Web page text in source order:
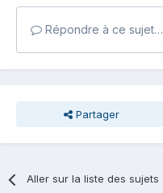
Répondre à ce sujet…
Partager
Aller sur la liste des sujets